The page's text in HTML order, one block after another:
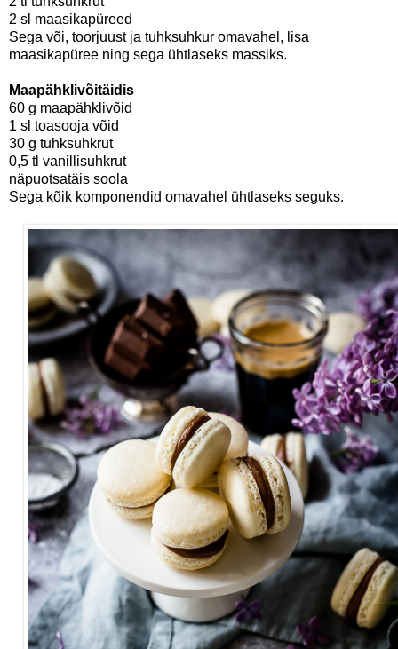
2 sl maasikapüreed
Sega või, toorjuust ja tuhksuhkur omavahel, lisa
maasikapüree ning sega ühtlaseks massiks.
Maapähklivõitäidis
60 g maapähklivõid
1 sl toasooja võid
30 g tuhksuhkrut
0,5 tl vanillisuhkrut
näpuotsatäis soola
Sega kõik komponendid omavahel ühtlaseks seguks.